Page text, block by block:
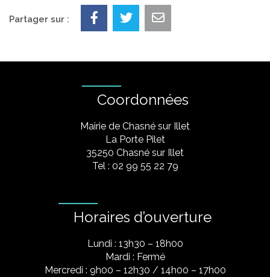
Partager sur :
Coordonnées
Mairie de Chasné sur Illet
La Porte Pilet
35250 Chasné sur Illet
Tel : 02 99 55 22 79
Horaires d’ouverture
Lundi : 13h30 – 18h00
Mardi : Fermé
Mercredi : 9h00 – 12h30 / 14h00 – 17h00